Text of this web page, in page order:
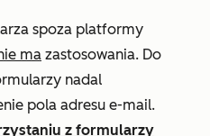
spoza platformy
ma zastosowania. Do
nadal
pola adresu e-mail.
z formularzy